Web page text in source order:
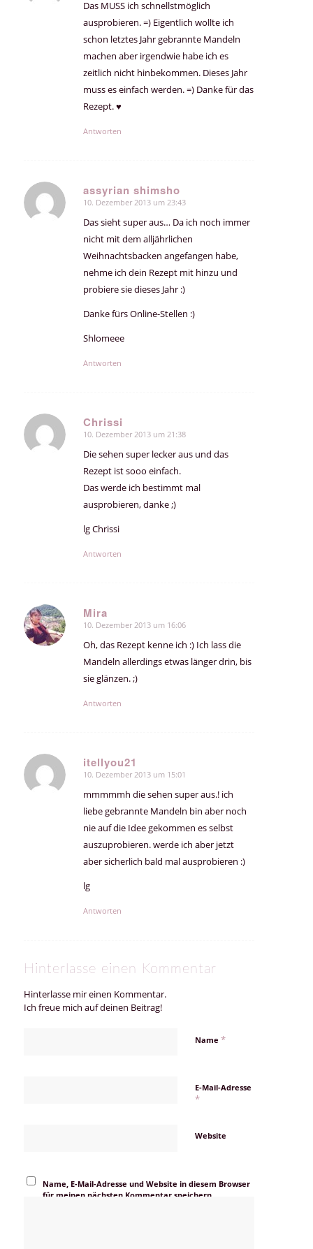
Das MUSS ich schnellstmöglich
ausprobieren. =) Eigentlich wollte ich
schon letztes Jahr gebrannte Mandeln
machen aber irgendwie habe ich es
zeitlich nicht hinbekommen. Dieses Jahr
muss es einfach werden. =) Danke für das
Rezept. ♥
Antworten
assyrian shimsho
sagte:
10. Dezember 2013 um 23:43
Das sieht super aus… Da ich noch immer
nicht mit dem alljährlichen
Weihnachtsbacken angefangen habe,
nehme ich dein Rezept mit hinzu und
probiere sie dieses Jahr :)
Danke fürs Online-Stellen :)
Shlomeee
Antworten
Chrissi
sagte:
10. Dezember 2013 um 21:38
Die sehen super lecker aus und das
Rezept ist sooo einfach.
Das werde ich bestimmt mal
ausprobieren, danke ;)
lg Chrissi
Antworten
Mira
sagte:
10. Dezember 2013 um 16:06
Oh, das Rezept kenne ich :) Ich lass die
Mandeln allerdings etwas länger drin, bis
sie glänzen. ;)
Antworten
itellyou21
sagte:
10. Dezember 2013 um 15:01
mmmmmh die sehen super aus.! ich
liebe gebrannte Mandeln bin aber noch
nie auf die Idee gekommen es selbst
auszuprobieren. werde ich aber jetzt
aber sicherlich bald mal ausprobieren :)
lg
Antworten
Hinterlasse einen Kommentar
Hinterlasse mir einen Kommentar.
Ich freue mich auf deinen Beitrag!
Name *
E-Mail-Adresse
*
Website
Name, E-Mail-Adresse und Website in diesem Browser
für meinen nächsten Kommentar speichern.